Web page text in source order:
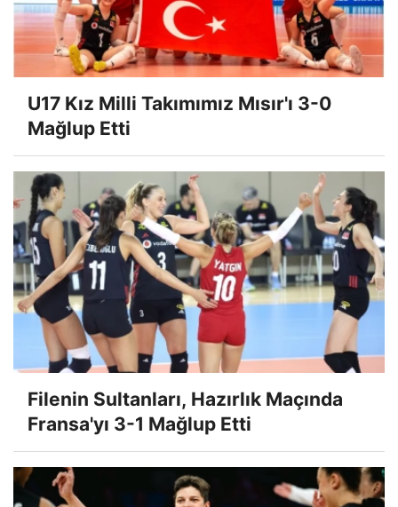
U17 Kız Milli Takımımız Mısır'ı 3-0
Mağlup Etti
Filenin Sultanları, Hazırlık Maçında
Fransa'yı 3-1 Mağlup Etti